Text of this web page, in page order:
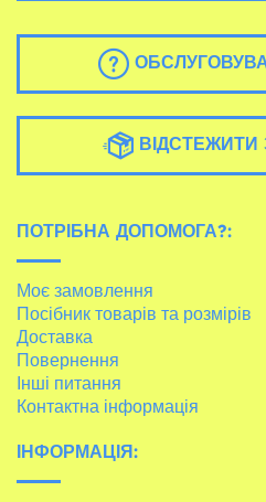
ВІДСТЕЖИТИ
ПОТРІБНА ДОПОМОГА?:
Моє замовлення
Посібник товарів та розмірів
Доставка
Повернення
Інші питання
Контактна інформація
ІНФОРМАЦІЯ: